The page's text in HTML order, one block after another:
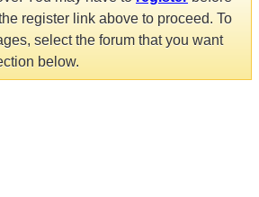
register link above to proceed. To
select the forum that you want
below.